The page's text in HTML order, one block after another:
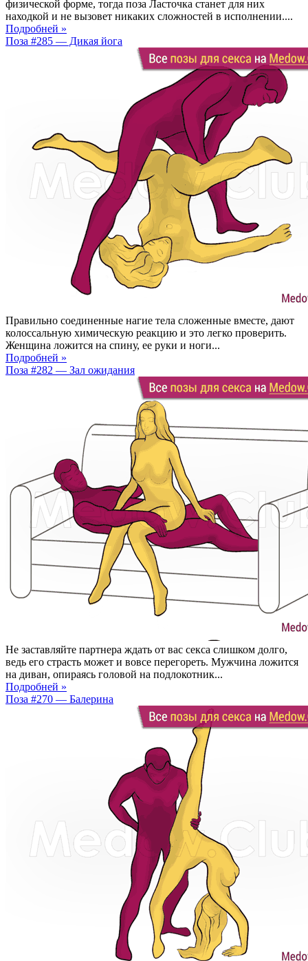
физической форме, тогда поза Ласточка станет для них
находкой и не вызовет никаких сложностей в исполнении....
Подробней »
Поза #285 — Дикая йога
Правильно соединенные нагие тела сложенные вместе, дают
колоссальную химическую реакцию и это легко проверить.
Женщина ложится на спину, ее руки и ноги...
Подробней »
Поза #282 — Зал ожидания
Не заставляйте партнера ждать от вас секса слишком долго,
ведь его страсть может и вовсе перегореть. Мужчина ложится
на диван, опираясь головой на подлокотник...
Подробней »
Поза #270 — Балерина